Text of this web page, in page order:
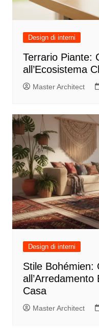
Design di interni
Terrario Piante:
all’Ecosistema
Master Architect
Design di interni
Stile Bohémien:
Casa
Master Architect